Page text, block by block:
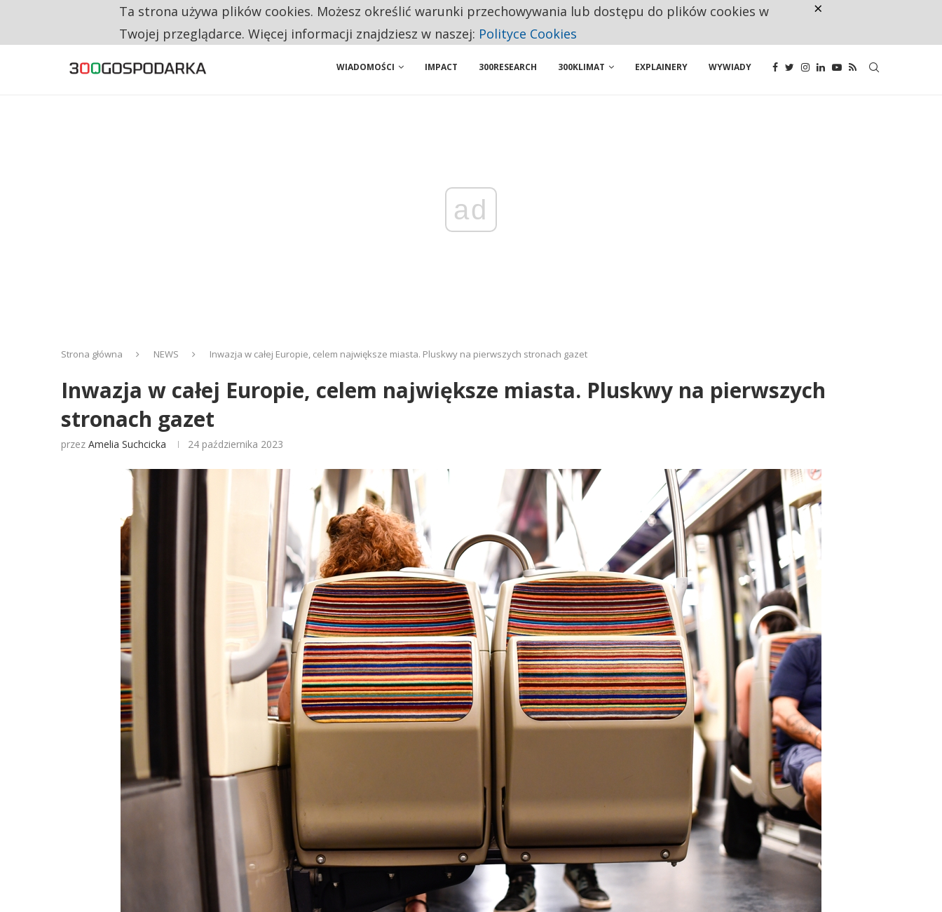
RESTRYKCJE CHIN UDERZAJĄ W EUROPEJSKI PRZEMYSŁ. NA LIŚCIE SĄ DWA PODMIOTY Z POLSKI
WIADOMOŚCI IMPACT 300RESEARCH 300KLIMAT EXPLAINERY WYWIADY
ad
Strona główna NEWS Inwazja w całej Europie, celem największe miasta. Pluskwy na pierwszych stronach gazet
Inwazja w całej Europie, celem największe miasta. Pluskwy na pierwszych
stronach gazet
przez Amelia Suchcicka 24 października 2023
Ta strona używa plików cookies. Możesz określić warunki przechowywania lub dostępu do plików cookies w
Twojej przeglądarce. Więcej informacji znajdziesz w naszej: Polityce Cookies
×